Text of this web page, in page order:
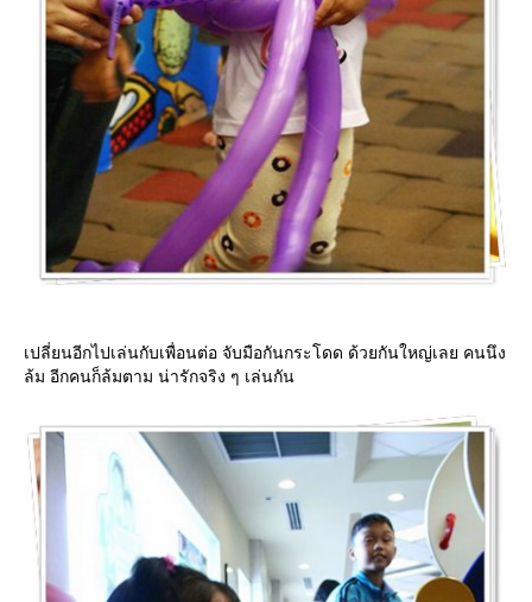
เปลี่ยนอีกไปเล่นกับเพื่อนต่อ จับมือกันกระโดด ด้วยกันใหญ่เลย คนนึง
ล้ม อีกคนก็ล้มตาม น่ารักจริง ๆ เล่นกัน